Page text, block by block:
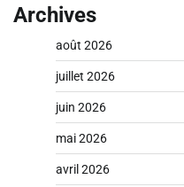
Archives
août 2026
juillet 2026
juin 2026
mai 2026
avril 2026